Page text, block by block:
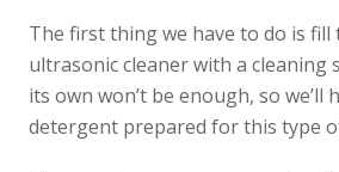
The first thing we have to do is
ultrasonic cleaner with a cleaning
its own won’t be enough, so we’ll
detergent prepared for this type